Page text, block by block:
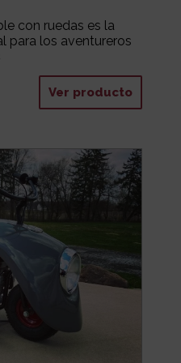
con ruedas es la
para los aventureros
Ver producto